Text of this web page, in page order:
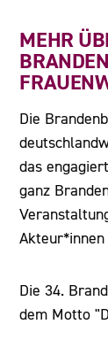
MEHR
Die
das
ganz
Die 34.
dem Motto